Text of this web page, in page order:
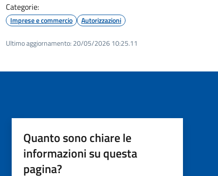
Categorie:
Imprese e commercio Autorizzazioni
Ultimo aggiornamento: 20/05/2026 10:25.11
Quanto sono chiare le
informazioni su questa
pagina?